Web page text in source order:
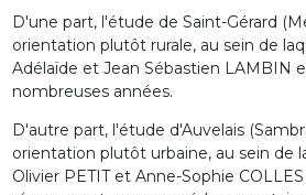
D'une part, l'étude de Saint-Gérard
orientation plutôt rurale, au sein de
Adélaïde et Jean Sébastien LAMBIN
nombreuses années.
D'autre part, l'étude d'Auvelais
orientation plutôt urbaine, au sein de
Olivier PETIT et Anne-Sophie